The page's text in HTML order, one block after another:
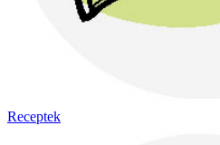
Receptek